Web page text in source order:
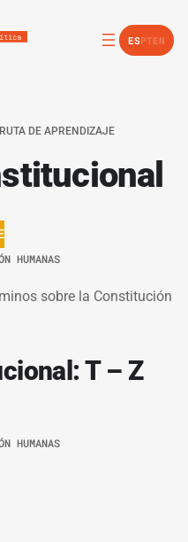
ESPTEN
DE APRENDIZAJE
HUMANAS
sobre la Constitución
T – Z
HUMANAS